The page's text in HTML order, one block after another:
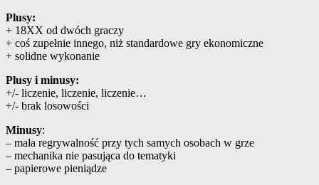
Plusy:
+ 18XX od dwóch graczy
+ coś zupełnie innego, niż standardowe gry ekonomiczne
+ solidne wykonanie
Plusy i minusy:
+/- liczenie, liczenie, liczenie…
+/- brak losowości
Minusy:
– mała regrywalność przy tych samych osobach w grze
– mechanika nie pasująca do tematyki
– papierowe pieniądze